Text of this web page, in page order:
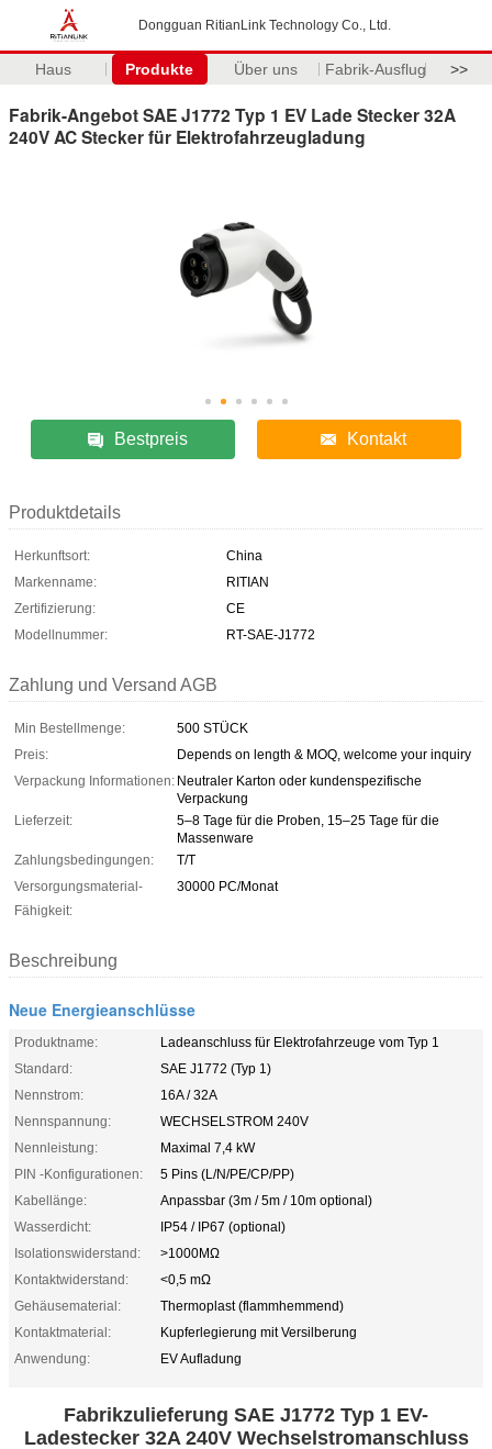
Dongguan RitianLink Technology Co., Ltd.
Haus Produkte Über uns Fabrik-Ausflug >>
Fabrik-Angebot SAE J1772 Typ 1 EV Lade Stecker 32A
240V AC Stecker für Elektrofahrzeugladung
Bestpreis Kontakt
Produktdetails
Herkunftsort:
China
Markenname:
RITIAN
Zertifizierung:
CE
Modellnummer:
RT-SAE-J1772
Zahlung und Versand AGB
Min Bestellmenge:
500 STÜCK
Preis:
Depends on length & MOQ, welcome your inquiry
Verpackung Informationen: Neutraler Karton oder kundenspezifische
Verpackung
Lieferzeit:
5–8 Tage für die Proben, 15–25 Tage für die
Massenware
Zahlungsbedingungen:
T/T
Versorgungsmaterial-
Fähigkeit:
30000 PC/Monat
Beschreibung
Neue Energieanschlüsse
Produktname:
Ladeanschluss für Elektrofahrzeuge vom Typ 1
Standard:
SAE J1772 (Typ 1)
Nennstrom:
16A / 32A
Nennspannung:
WECHSELSTROM 240V
Nennleistung:
Maximal 7,4 kW
PIN -Konfigurationen:
5 Pins (L/N/PE/CP/PP)
Kabellänge:
Anpassbar (3m / 5m / 10m optional)
Wasserdicht:
IP54 / IP67 (optional)
Isolationswiderstand:
>1000MΩ
Kontaktwiderstand:
<0,5 mΩ
Gehäusematerial:
Thermoplast (flammhemmend)
Kontaktmaterial:
Kupferlegierung mit Versilberung
Anwendung:
EV Aufladung
Fabrikzulieferung SAE J1772 Typ 1 EV-
Ladestecker 32A 240V Wechselstromanschluss